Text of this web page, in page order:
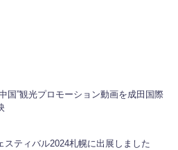
国”観光プロモーション動画を成田国際
スティバル2024札幌に出展しました